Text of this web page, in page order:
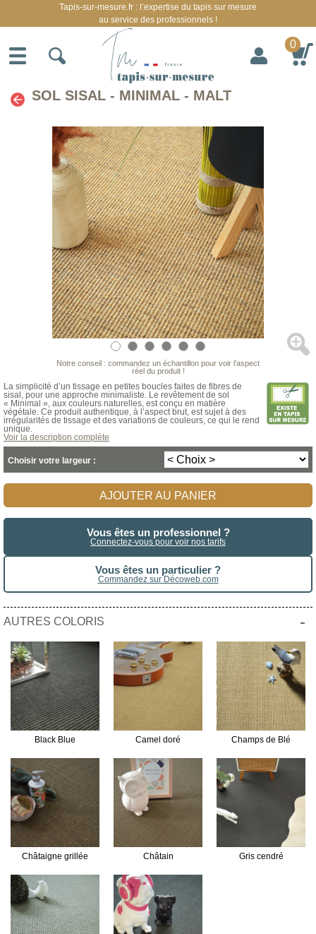
SOL SISAL - MINIMAL - MALT
Notre conseil : commandez un échantillon pour voir l’aspect
réel du produit !
La simplicité d’un tissage en petites boucles faites de fibres de
sisal, pour une approche minimaliste. Le revêtement de sol
« Minimal », aux couleurs naturelles, est conçu en matière
végétale. Ce produit authentique, à l’aspect brut, est sujet à des
irrégularités de tissage et des variations de couleurs, ce qui le rend
unique.
Voir la description complète
Choisir votre largeur :
AJOUTER AU PANIER
Vous êtes un professionnel ?
Connectez-vous pour voir nos tarifs
Vous êtes un particulier ?
Commandez sur Décoweb.com
AUTRES COLORIS -
Black Blue Camel doré Champs de Blé
Châtaigne grillée Châtain Gris cendré
Tapis-sur-mesure.fr : l’expertise du tapis sur mesure
au service des professionnels !
0